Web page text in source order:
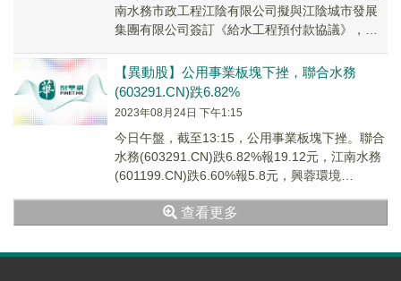
南水務市政工程江陰有限公司擬與江陰城市發展
集團有限公司簽訂《給水工程預付款協議》，合
【異動股】公用事業板塊下挫，聯合水務
(603291.CN)跌6.82%
2023年08月24日 下午1:15
今日午盤，截至13:15，公用事業板塊下挫。聯合
水務(603291.CN)跌6.82%報19.12元，江南水務
(601199.CN)跌6.60%報5.8元，興蓉環境
查看更多